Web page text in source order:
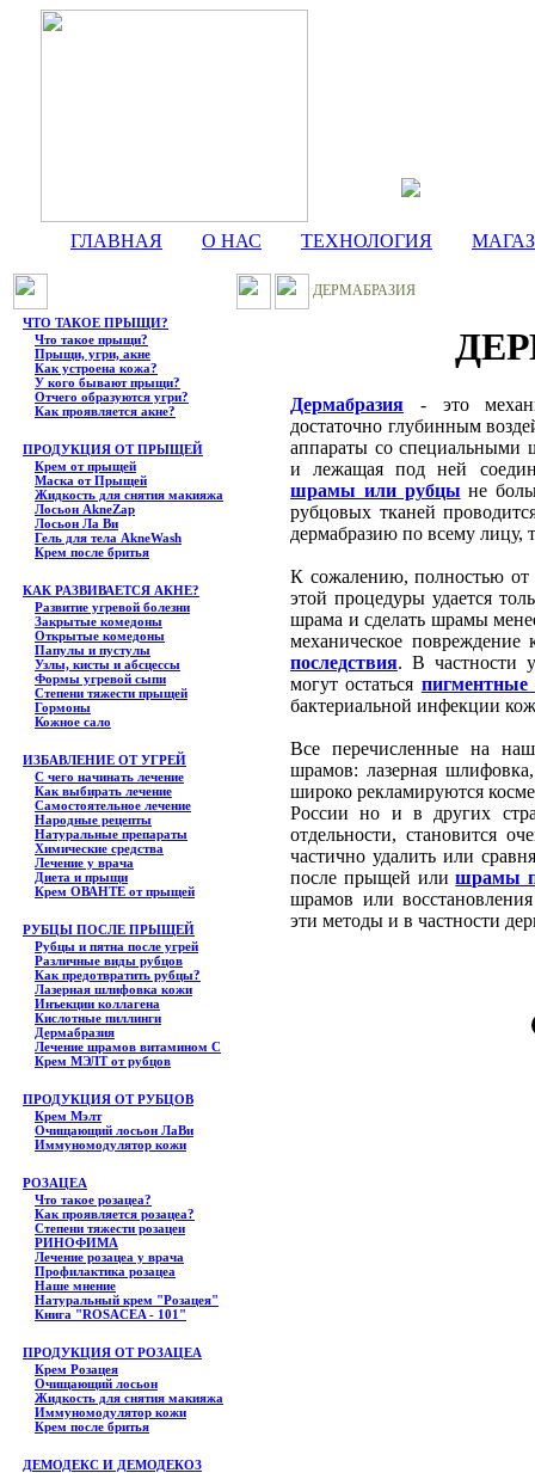
ГЛАВНАЯ О НАС ТЕХНОЛОГИЯ
ЧТО ТАКОЕ ПРЫЩИ?
Что такое прыщи?
Прыщи, угри, акне
Как устроена кожа?
У кого бывают прыщи?
Отчего образуются угри?
Как проявляется акне?
ПРОДУКЦИЯ ОТ ПРЫЩЕЙ
Крем от прыщей
Маска от Прыщей
Жидкость для снятия макияжа
Лосьон AkneZap
Лосьон Ла Ви
Гель для тела АkneWash
Крем после бритья
КАК РАЗВИВАЕТСЯ АКНЕ?
Развитие угревой болезни
Закрытые комедоны
Открытые комедоны
Папулы и пустулы
Узлы, кисты и абсцессы
Формы угревой сыпи
Степени тяжести прыщей
Гормоны
Кожное сало
ИЗБАВЛЕНИЕ ОТ УГРЕЙ
С чего начинать лечение
Как выбирать лечение
Самостоятельное лечение
Народные рецепты
Натуральные препараты
Химические средства
Лечение у врача
Диета и прыщи
Крем ОВАНТЕ от прыщей
РУБЦЫ ПОСЛЕ ПРЫЩЕЙ
Рубцы и пятна после угрей
Различные виды рубцов
Как предотвратить рубцы?
Лазерная шлифовка кожи
Инъекции коллагена
Кислотные пиллинги
Дермабразия
Лечение шрамов витамином С
Крем МЭЛТ от рубцов
ПРОДУКЦИЯ ОТ РУБЦОВ
Крем Мэлт
Очищающий лосьон ЛаВи
Иммуномодулятор кожи
РОЗАЦЕА
Что такое розацеа?
Как проявляется розацеа?
Степени тяжести розацеи
РИНОФИМА
Лечение розацеа у врача
Профилактика розацеа
Наше мнение
Натуральный крем "Розацея"
Книга "ROSACEA - 101"
ПРОДУКЦИЯ ОТ РОЗАЦЕА
Крем Розацея
Очищающий лосьон
Жидкость для снятия макияжа
Иммуномодулятор кожи
Крем после бритья
ДЕМОДЕКС И ДЕМОДЕКОЗ
ДЕРМАБРАЗИЯ
Дермабразия - это
достаточно глубинным
аппараты со специальными
и лежащая под ней
шрамы или рубцы не
рубцовых тканей
дермабразию по всему лицу,
К сожалению, полностью
этой процедуры удается
шрама и сделать шрамы
механическое
последствия. В частности
могут остаться пигментные
бактериальной инфекции
Все перечисленные на
шрамов: лазерная
широко рекламируются
России но и в других
отдельности, становится
частично удалить или
после прыщей илишрамы
шрамов или
эти методы и в частности